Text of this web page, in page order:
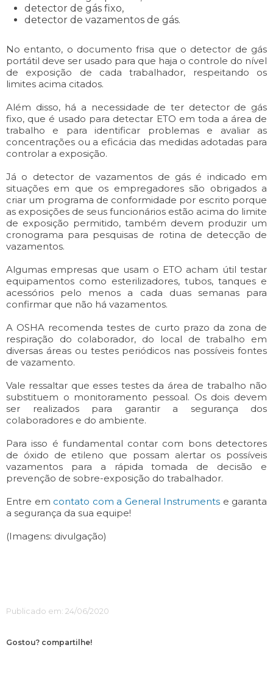
detector de gás fixo,
detector de vazamentos de gás.
No entanto, o documento frisa que o detector de gás
portátil deve ser usado para que haja o controle do nível
de exposição de cada trabalhador, respeitando os
limites acima citados.
Além disso, há a necessidade de ter detector de gás
fixo, que é usado para detectar ETO em toda a área de
trabalho e para identificar problemas e avaliar as
concentrações ou a eficácia das medidas adotadas para
controlar a exposição.
Já o detector de vazamentos de gás é indicado em
situações em que os empregadores são obrigados a
criar um programa de conformidade por escrito porque
as exposições de seus funcionários estão acima do limite
de exposição permitido, também devem produzir um
cronograma para pesquisas de rotina de detecção de
vazamentos.
Algumas empresas que usam o ETO acham útil testar
equipamentos como esterilizadores, tubos, tanques e
acessórios pelo menos a cada duas semanas para
confirmar que não há vazamentos.
A OSHA recomenda testes de curto prazo da zona de
respiração do colaborador, do local de trabalho em
diversas áreas ou testes periódicos nas possíveis fontes
de vazamento.
Vale ressaltar que esses testes da área de trabalho não
substituem o monitoramento pessoal. Os dois devem
ser realizados para garantir a segurança dos
colaboradores e do ambiente.
Para isso é fundamental contar com bons detectores
de óxido de etileno que possam alertar os possíveis
vazamentos para a rápida tomada de decisão e
prevenção de sobre-exposição do trabalhador.
Entre em contato com a General Instruments e garanta
a segurança da sua equipe!
(Imagens: divulgação)
Publicado em: 24/06/2020
Gostou? compartilhe!